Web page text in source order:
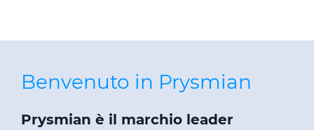
Benvenuto in Prysmian
Prysmian è il marchio leader